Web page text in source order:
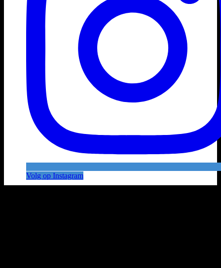
Volg op Instagram